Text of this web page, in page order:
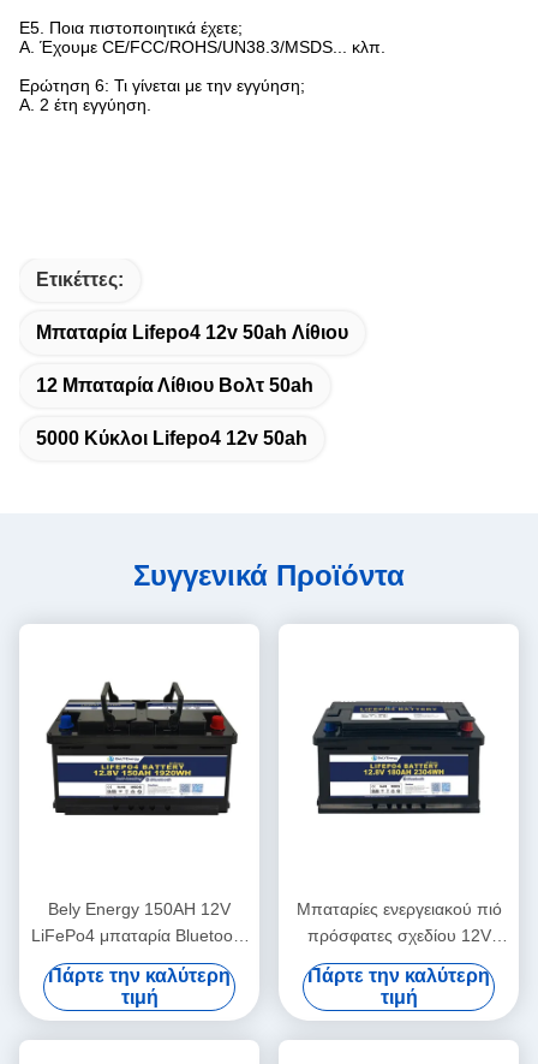
Ε5. Ποια πιστοποιητικά έχετε;
Α. Έχουμε CE/FCC/ROHS/UN38.3/MSDS... κλπ.
Ερώτηση 6: Τι γίνεται με την εγγύηση;
Α. 2 έτη εγγύηση.
Ετικέττες:
Μπαταρία Lifepo4 12v 50ah Λίθιου
12 Μπαταρία Λίθιου Βολτ 50ah
5000 Κύκλοι Lifepo4 12v 50ah
Συγγενικά Προϊόντα
Bely Energy 150AH 12V
LiFePo4 μπαταρία Bluetooth
και αυτοθέρμανση για Yachit
Medical
Πάρτε την καλύτερη
τιμή
Μπαταρίες ενεργειακού πιό
πρόσφατες σχεδίου 12V
180AH Bely για Bluetooth για
το σταθμό βάσης rv
ενεργειακής αποθήκευσης
UPS
Πάρτε την καλύτερη
τιμή